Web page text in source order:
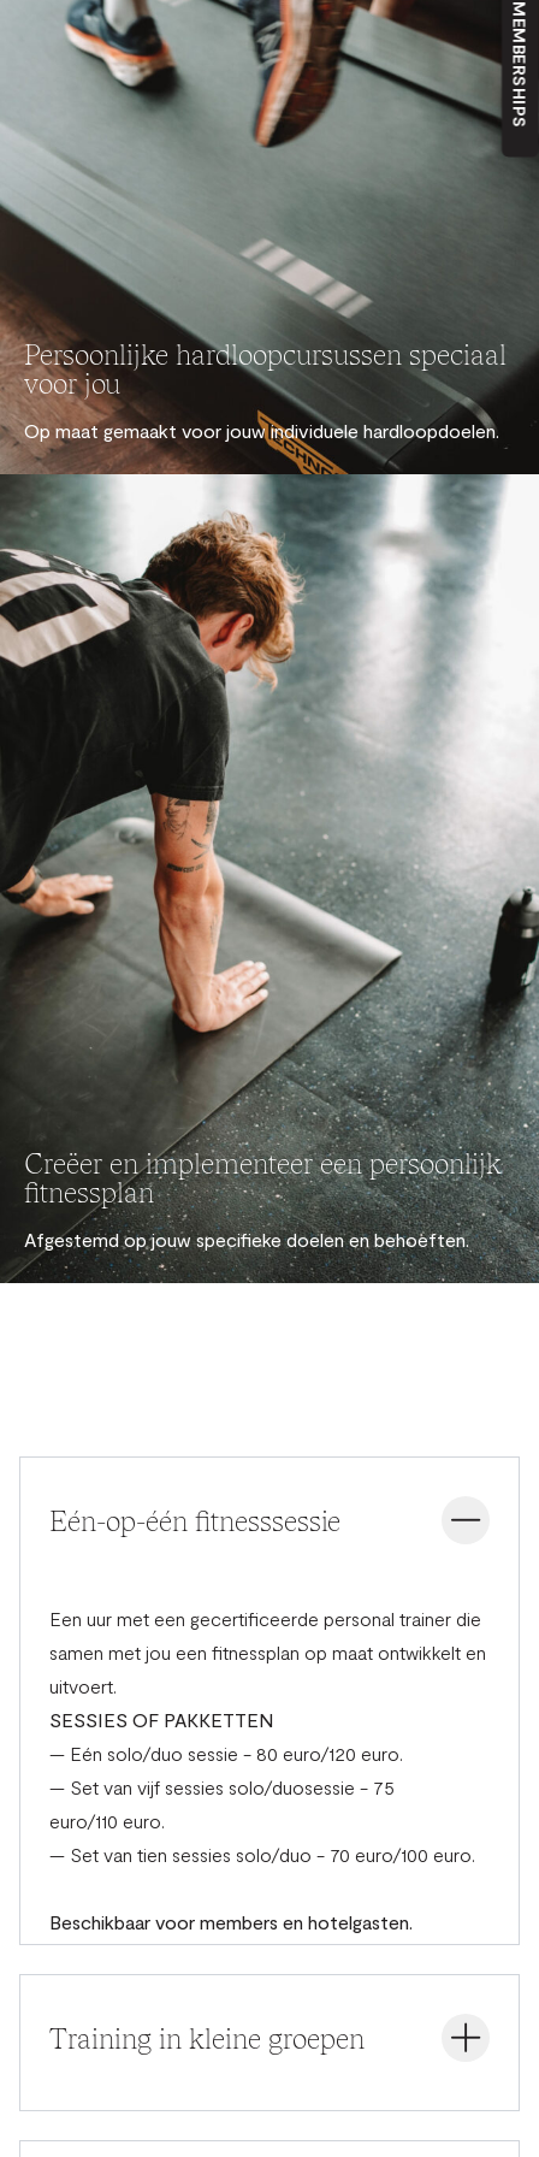
Persoonlijke hardloopcursussen speciaal
voor jou
Op maat gemaakt voor jouw individuele hardloopdoelen.
Creëer en implementeer een persoonlijk
fitnessplan
Afgestemd op jouw specifieke doelen en behoeften.
Eén-op-één fitnesssessie
Een uur met een gecertificeerde personal trainer die
samen met jou een fitnessplan op maat ontwikkelt en
uitvoert.
SESSIES OF PAKKETTEN
— Eén solo/duo sessie - 80 euro/120 euro.
— Set van vijf sessies solo/duosessie - 75
euro/110 euro.
— Set van tien sessies solo/duo - 70 euro/100 euro.
Beschikbaar voor members en hotelgasten.
Training in kleine groepen
Een uur training in groepen van 3 of 4 personen,
ONZE MEMBERSHIPS